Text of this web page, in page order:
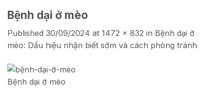
Bệnh dại ở mèo
Published 30/09/2024 at 1472 × 832 in Bệnh dại ở
mèo: Dấu hiệu nhận biết sớm và cách phòng tránh
Bệnh dại ở mèo